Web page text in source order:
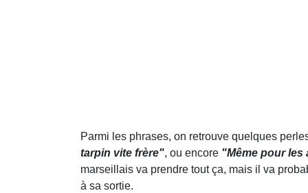
Parmi les phrases, on retrouve quelques
tarpin vite frère", ou encore "Même pour les
marseillais va prendre tout ça, mais il va
à sa sortie.